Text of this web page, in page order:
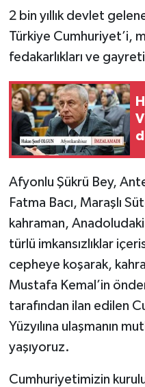
2 bin yıllık devlet
Türkiye Cumhuriyet’i,
fedakarlıkları ve
Afyonlu Şükrü Bey,
Fatma Bacı, Maraşlı
kahraman,
türlü imkansızlıklar
cepheye koşarak,
Mustafa Kemal’in
tarafından ilan edilen
Yüzyılına ulaşmanın
yaşıyoruz.
Cumhuriyetimizin